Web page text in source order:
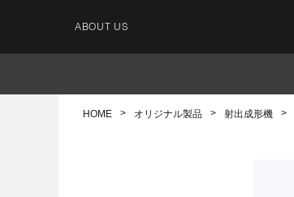
ABOUT US
HOME オリジナル製品 射出成形機